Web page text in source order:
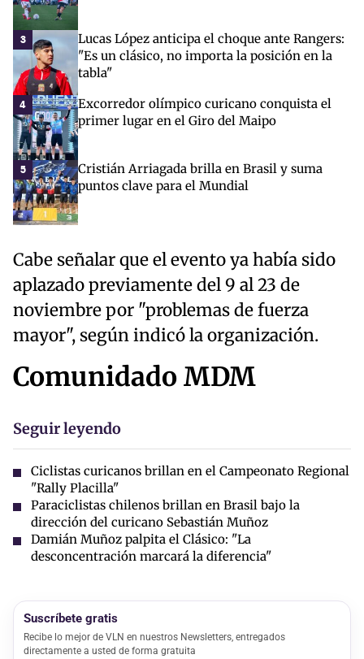
3
Lucas López anticipa el choque ante Rangers:
"Es un clásico, no importa la posición en la
tabla"
4
Excorredor olímpico curicano conquista el
primer lugar en el Giro del Maipo
5
Cristián Arriagada brilla en Brasil y suma
puntos clave para el Mundial
Cabe señalar que el evento ya había sido
aplazado previamente del 9 al 23 de
noviembre por "problemas de fuerza
mayor", según indicó la organización.
Comunidado MDM
Seguir leyendo
Ciclistas curicanos brillan en el Campeonato Regional
"Rally Placilla"
Paraciclistas chilenos brillan en Brasil bajo la
dirección del curicano Sebastián Muñoz
Damián Muñoz palpita el Clásico: "La
desconcentración marcará la diferencia"
Suscríbete gratis
Recibe lo mejor de VLN en nuestros Newsletters, entregados
directamente a usted de forma gratuita